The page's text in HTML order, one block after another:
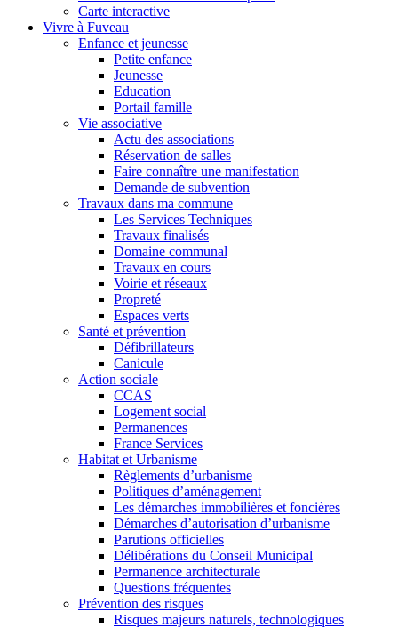
Carte interactive
Vivre à Fuveau
Enfance et jeunesse
Petite enfance
Jeunesse
Education
Portail famille
Vie associative
Actu des associations
Réservation de salles
Faire connaître une manifestation
Demande de subvention
Travaux dans ma commune
Les Services Techniques
Travaux finalisés
Domaine communal
Travaux en cours
Voirie et réseaux
Propreté
Espaces verts
Santé et prévention
Défibrillateurs
Canicule
Action sociale
CCAS
Logement social
Permanences
France Services
Habitat et Urbanisme
Règlements d’urbanisme
Politiques d’aménagement
Les démarches immobilières et foncières
Démarches d’autorisation d’urbanisme
Parutions officielles
Délibérations du Conseil Municipal
Permanence architecturale
Questions fréquentes
Prévention des risques
Risques majeurs naturels, technologiques